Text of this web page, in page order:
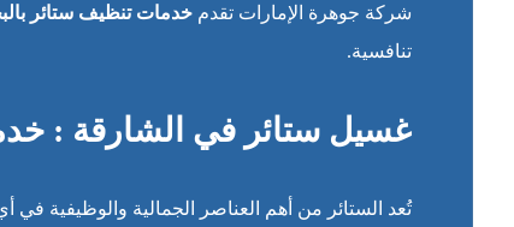
شركة جوهرة الإمارات تقدم خدمات تنظيف ستائر
تنافسية.
غسيل ستائر في الشارقة :
تُعد الستائر من أهم العناصر الجمالية والوظيفية في